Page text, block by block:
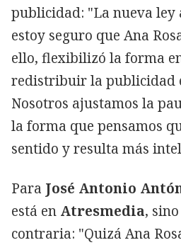
publicidad: "La nueva ley
estoy seguro que Ana
ello, flexibilizó la forma
redistribuir la publicidad
Nosotros ajustamos la
la forma que pensamos
sentido y resulta más
Para José Antonio
está en Atresmedia,
contraria: "Quizá Ana